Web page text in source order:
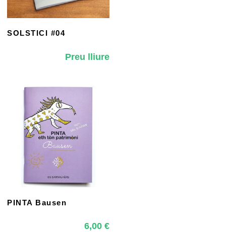
SOLSTICI #04
Preu lliure
PINTA Bausen
6,00 €